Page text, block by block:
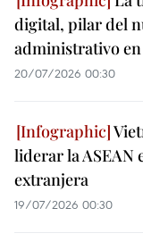
digital, pilar del
administrativo
20/07/2026 00:30
liderar la ASEAN
extranjera
19/07/2026 00:30